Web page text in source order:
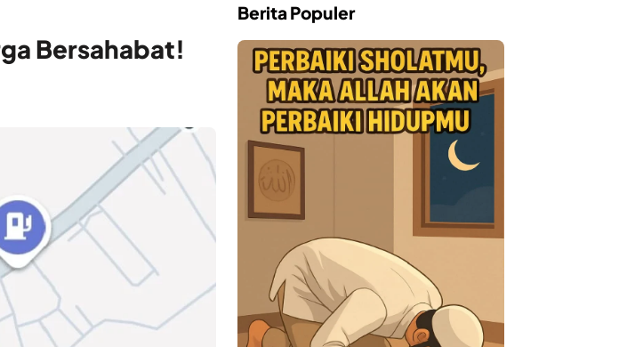
Bersahabat!
Berita Populer